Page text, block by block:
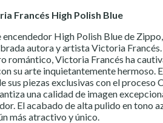
Francés High Polish Blue
High Polish Blue de
autora y artista Victoria
romántico, Victoria Francés ha
su arte inquietantemente hermoso.
sus piezas exclusivas con el proceso
una calidad de imagen
El acabado de alta pulido en tono
más atractivo y único.